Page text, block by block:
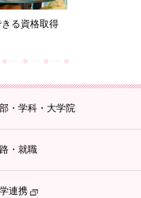
る資格取得
・学科・大学院
・就職
連携